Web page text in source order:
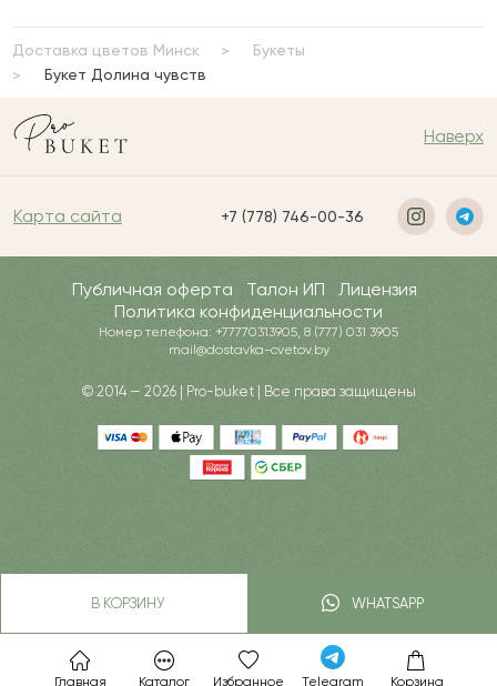
Главная Каталог Избранное Telegram Корзина
В КОРЗИНУ WHATSAPP
Доставка цветов Минск
Букеты
Букет Долина чувств
Наверх
Карта сайта +7 (778) 746-00-36
Публичная оферта Талон ИП
Лицензия
Политика конфиденциальности
Номер телефона: +77770313905, 8 (777) 031 3905
mail@dostavka-cvetov.by
© 2014 — 2026 | Pro-buket | Все права защищены